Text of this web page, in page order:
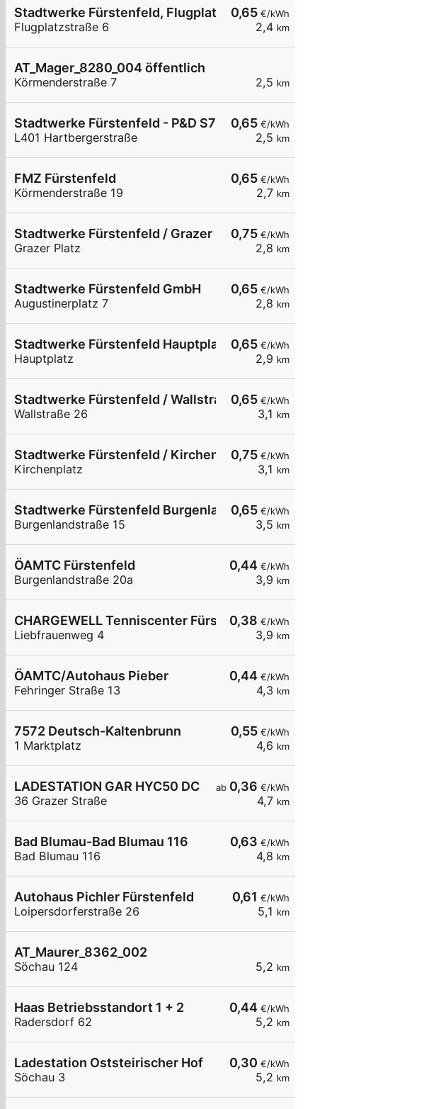
0,65€/kWh
2,4 km
Stadtwerke Fürstenfeld, Flugplatzstraße
Flugplatzstraße 6
2,5 km
AT_Mager_8280_004 öffentlich
Körmenderstraße 7
0,65€/kWh
2,5 km
Stadtwerke Fürstenfeld - P&D S7 Ast Fürstenfeld
L401 Hartbergerstraße
0,65€/kWh
2,7 km
FMZ Fürstenfeld
Körmenderstraße 19
0,75€/kWh
2,8 km
Stadtwerke Fürstenfeld / Grazer Platz
Grazer Platz
0,65€/kWh
2,8 km
Stadtwerke Fürstenfeld GmbH
Augustinerplatz 7
0,65€/kWh
2,9 km
Stadtwerke Fürstenfeld Hauptplatz
Hauptplatz
0,65€/kWh
3,1 km
Stadtwerke Fürstenfeld / Wallstraße 26
Wallstraße 26
0,75€/kWh
3,1 km
Stadtwerke Fürstenfeld / Kirchenplatz
Kirchenplatz
0,65€/kWh
3,5 km
Stadtwerke Fürstenfeld Burgenlandstraße
Burgenlandstraße 15
0,44€/kWh
3,9 km
ÖAMTC Fürstenfeld
Burgenlandstraße 20a
0,38 €/kWh
3,9 km
CHARGEWELL Tenniscenter Fürstenfeld
Liebfrauenweg 4
0,44€/kWh
4,3 km
ÖAMTC/Autohaus Pieber
Fehringer Straße 13
0,55€/kWh
4,6 km
7572 Deutsch-Kaltenbrunn
1 Marktplatz
ab 0,36 €/kWh
4,7 km
LADESTATION GAR HYC50 DC
36 Grazer Straße
0,63 €/kWh
4,8 km
Bad Blumau-Bad Blumau 116
Bad Blumau 116
0,61 €/kWh
5,1 km
Autohaus Pichler Fürstenfeld
Loipersdorferstraße 26
5,2 km
AT_Maurer_8362_002
Söchau 124
0,44€/kWh
5,2 km
Haas Betriebsstandort 1 + 2
Radersdorf 62
0,30 €/kWh
5,2 km
Ladestation Oststeirischer Hof
Söchau 3